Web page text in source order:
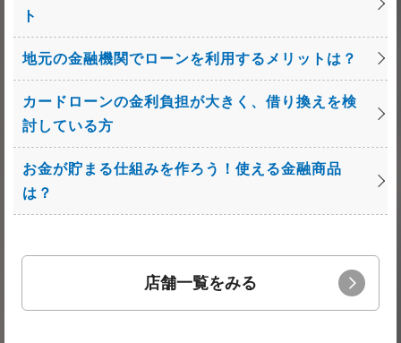
ト
地元の金融機関でローンを利用するメリットは？
カードローンの金利負担が大きく、借り換えを検
討している方
お金が貯まる仕組みを作ろう！使える金融商品
は？
店舗一覧をみる